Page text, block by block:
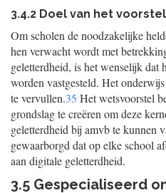
3.4.2 Doel van het voorstel
Om scholen de noodzakelijke
hen verwacht wordt met
geletterdheid, is het wenselijk dat
worden vastgesteld. Het
te vervullen.35 Het wetsvoorstel
grondslag te creëren om deze
geletterdheid bij amvb te kunnen
gewaarborgd dat op elke school
aan digitale geletterdheid.
3.5 Gespecialiseerd